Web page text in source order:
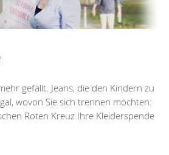
gefällt. Jeans, die den Kindern zu
wovon Sie sich trennen möchten:
Roten Kreuz Ihre Kleiderspende